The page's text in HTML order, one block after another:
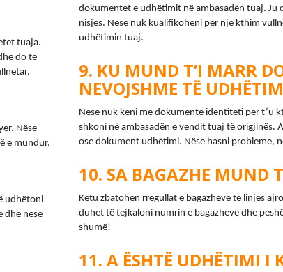
tuaja.
do të
Nëse
e mundur.
udhëtoni
dhe nëse
dokumentet e udhëtimit në ambasadën tuaj. Ju
nisjes. Nëse nuk kualifikoheni për një kthim
udhëtimin tuaj.
KU MUND T’I MARR
NEVOJSHME TË
Nëse nuk keni më dokumente identiteti për t’u
shkoni në ambasadën e vendit tuaj të origjinës.
ose dokument udhëtimi. Nëse hasni probleme,
SA BAGAZHE MUND
Këtu zbatohen rregullat e bagazheve të linjës
duhet të tejkaloni numrin e bagazheve dhe
shumë!
A ËSHTË UDHËTIMI I